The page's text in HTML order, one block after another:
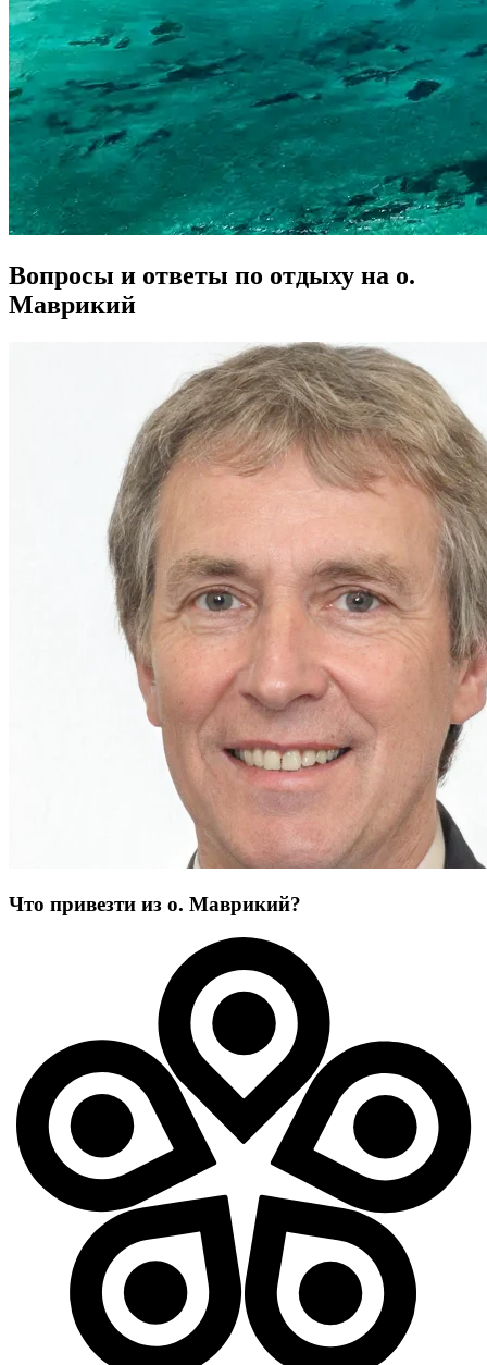
Вопросы и ответы по отдыху на о.
Маврикий
Что привезти из о. Маврикий?